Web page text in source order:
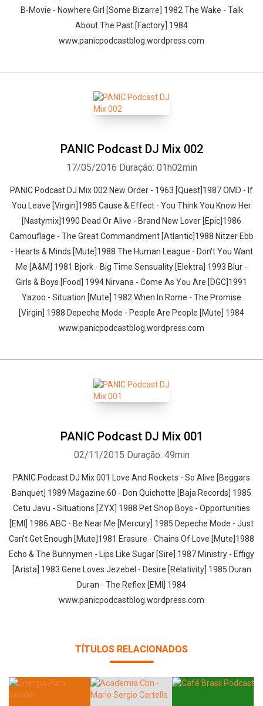
B-Movie - Nowhere Girl [Some Bizarre] 1982 The Wake - Talk
About The Past [Factory] 1984
www.panicpodcastblog.wordpress.com
PANIC Podcast DJ Mix 002
17/05/2016 Duração: 01h02min
PANIC Podcast DJ Mix 002 New Order - 1963 [Quest]1987 OMD - If
You Leave [Virgin]1985 Cause & Effect - You Think You Know Her
[Nastymix]1990 Dead Or Alive - Brand New Lover [Epic]1986
Camouflage - The Great Commandment [Atlantic]1988 Nitzer Ebb
- Hearts & Minds [Mute]1988 The Human League - Don't You Want
Me [A&M] 1981 Bjork - Big Time Sensuality [Elektra] 1993 Blur -
Girls & Boys [Food] 1994 Nirvana - Come As You Are [DGC]1991
Yazoo - Situation [Mute] 1982 When In Rome - The Promise
[Virgin] 1988 Depeche Mode - People Are People [Mute] 1984
www.panicpodcastblog.wordpress.com
PANIC Podcast DJ Mix 001
02/11/2015 Duração: 49min
PANIC Podcast DJ Mix 001 Love And Rockets - So Alive [Beggars
Banquet] 1989 Magazine 60 - Don Quichotte [Baja Records] 1985
Cetu Javu - Situations [ZYX] 1988 Pet Shop Boys - Opportunities
[EMI] 1986 ABC - Be Near Me [Mercury] 1985 Depeche Mode - Just
Can't Get Enough [Mute]1981 Erasure - Chains Of Love [Mute]1988
Echo & The Bunnymen - Lips Like Sugar [Sire] 1987 Ministry - Effigy
[Arista] 1983 Gene Loves Jezebel - Desire [Relativity] 1985 Duran
Duran - The Reflex [EMI] 1984
www.panicpodcastblog.wordpress.com
TÍTULOS RELACIONADOS